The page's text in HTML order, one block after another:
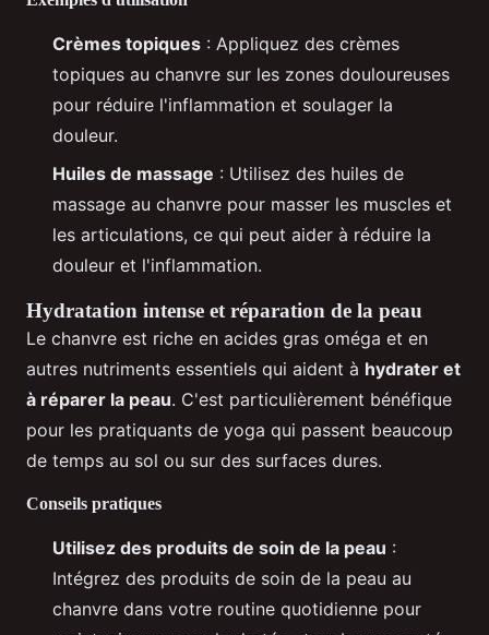
Crèmes topiques : Appliquez des crèmes
topiques au chanvre sur les zones douloureuses
pour réduire l'inflammation et soulager la
douleur.
Huiles de massage : Utilisez des huiles de
massage au chanvre pour masser les muscles et
les articulations, ce qui peut aider à réduire la
douleur et l'inflammation.
Hydratation intense et réparation de la peau
Le chanvre est riche en acides gras oméga et en
autres nutriments essentiels qui aident à hydrater et
à réparer la peau. C'est particulièrement bénéfique
pour les pratiquants de yoga qui passent beaucoup
de temps au sol ou sur des surfaces dures.
Conseils pratiques
Utilisez des produits de soin de la peau :
Intégrez des produits de soin de la peau au
chanvre dans votre routine quotidienne pour